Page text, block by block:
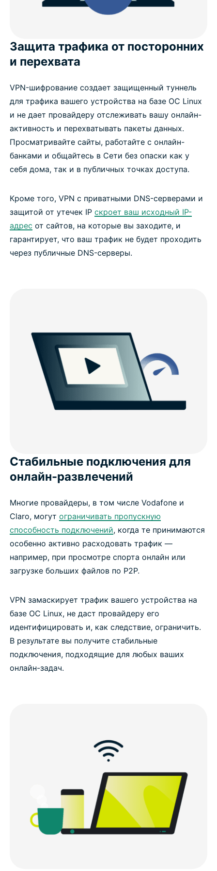
Защита трафика от посторонних
и перехвата
VPN-шифрование создает защищенный туннель
для трафика вашего устройства на базе ОС Linux
и не дает провайдеру отслеживать вашу онлайн-
активность и перехватывать пакеты данных.
Просматривайте сайты, работайте с онлайн-
банками и общайтесь в Сети без опаски как у
себя дома, так и в публичных точках доступа.
Кроме того, VPN с приватными DNS-серверами и
защитой от утечек IP скроет ваш исходный IP-
адрес от сайтов, на которые вы заходите, и
гарантирует, что ваш трафик не будет проходить
через публичные DNS-серверы.
Стабильные подключения для
онлайн-развлечений
Многие провайдеры, в том числе Vodafone и
Claro, могут ограничивать пропускную
способность подключений, когда те принимаются
особенно активно расходовать трафик —
например, при просмотре спорта онлайн или
загрузке больших файлов по P2P.
VPN замаскирует трафик вашего устройства на
базе ОС Linux, не даст провайдеру его
идентифицировать и, как следствие, ограничить.
В результате вы получите стабильные
подключения, подходящие для любых ваших
онлайн-задач.